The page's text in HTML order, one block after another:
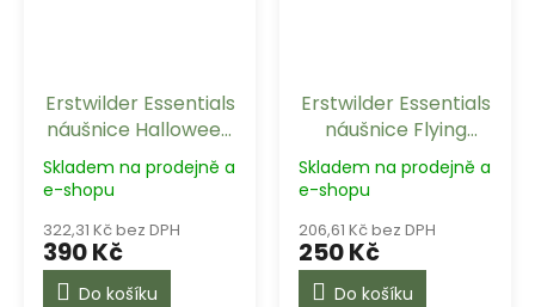
Erstwilder Essentials
náušnice Halloween
Pumpkins - Glow in
the Dark
Skladem na prodejně a
e-shopu
322,31 Kč bez DPH
390 Kč
Do košíku
Erstwilder Essentials
náušnice Flying
Witch - Black
Skladem na prodejně a
e-shopu
206,61 Kč bez DPH
250 Kč
Do košíku